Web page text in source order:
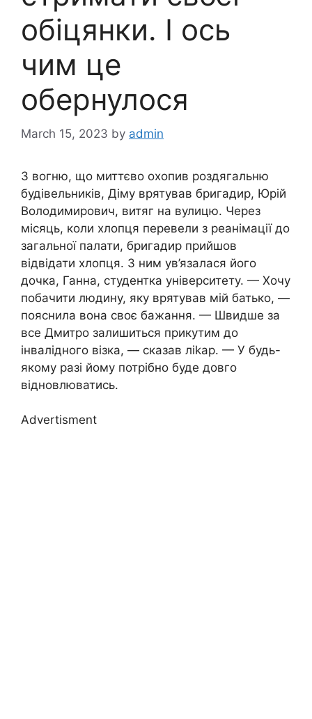
обіцянки. І ось
чим це
обернулося
March 15, 2023 by admin
З вогню, що миттєво охопив роздягальню
будівельників, Діму врятував бригадир, Юрій
Володимирович, витяг на вулицю. Через
місяць, коли хлопця перевели з реанімації до
загальної палати, бригадир прийшов
відвідати хлопця. З ним ув’язалася його
дочка, Ганна, студентка університету. — Хочу
побачити людину, яку врятував мій батько, —
пояснила вона своє бажання. — Швидше за
все Дмитро залишиться прикутим до
інвалідного візка, — сказав ліkар. — У будь-
якому разі йому потрібно буде довго
відновлюватись.
Advertisment